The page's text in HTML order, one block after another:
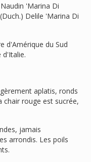
'Marina Di
Delile 'Marina Di
d'Amérique du Sud
d'Italie.
aplatis, ronds
chair rouge est sucrée,
jamais
arrondis. Les poils